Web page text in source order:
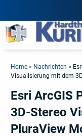
Home » Nachrichten »
Visualisierung mit dem
Esri ArcGIS
3D-Stereo
PluraView